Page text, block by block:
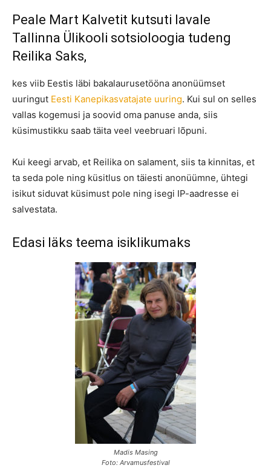
Peale Mart Kalvetit kutsuti lavale
Tallinna Ülikooli sotsioloogia tudeng
Reilika Saks,
kes viib Eestis läbi bakalaurusetööna anonüümset
uuringut Eesti Kanepikasvatajate uuring. Kui sul on selles
vallas kogemusi ja soovid oma panuse anda, siis
küsimustikku saab täita veel veebruari lõpuni.
Kui keegi arvab, et Reilika on salament, siis ta kinnitas, et
ta seda pole ning küsitlus on täiesti anonüümne, ühtegi
isikut siduvat küsimust pole ning isegi IP-aadresse ei
salvestata.
Edasi läks teema isiklikumaks
Madis Masing
Foto: Arvamusfestival